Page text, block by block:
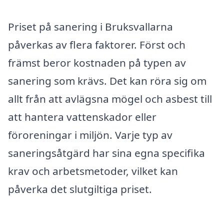
Priset på sanering i Bruksvallarna
påverkas av flera faktorer. Först och
främst beror kostnaden på typen av
sanering som krävs. Det kan röra sig om
allt från att avlägsna mögel och asbest till
att hantera vattenskador eller
föroreningar i miljön. Varje typ av
saneringsåtgärd har sina egna specifika
krav och arbetsmetoder, vilket kan
påverka det slutgiltiga priset.